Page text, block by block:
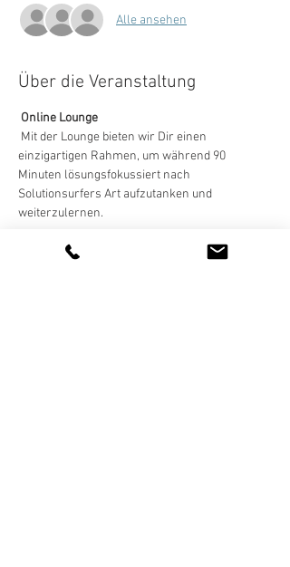
Alle ansehen
Über die Veranstaltung
Online Lounge
einzigartigen Rahmen, um während 90
Minuten lösungsfokussiert nach
Solutionsurfers Art aufzutanken und
weiterzulernen.
Diese Veranstaltung teilen